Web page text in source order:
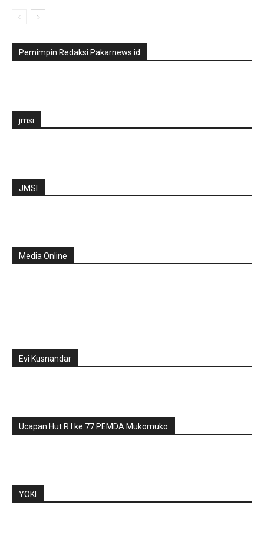
Pemimpin Redaksi Pakarnews.id
jmsi
JMSI
Media Online
Evi Kusnandar
Ucapan Hut R.I ke 77 PEMDA Mukomuko
YOKI